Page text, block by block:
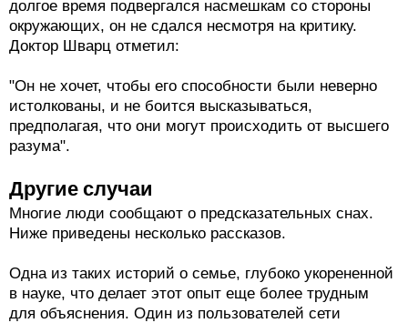
долгое время подвергался насмешкам со стороны
окружающих, он не сдался несмотря на критику.
Доктор Шварц отметил:
"Он не хочет, чтобы его способности были неверно
истолкованы, и не боится высказываться,
предполагая, что они могут происходить от высшего
разума".
Другие случаи
Многие люди сообщают о предсказательных снах.
Ниже приведены несколько рассказов.
Одна из таких историй о семье, глубоко укорененной
в науке, что делает этот опыт еще более трудным
для объяснения. Один из пользователей сети